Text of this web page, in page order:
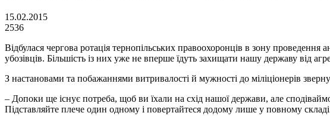
15.02.2015
2536
Відбулася чергова ротація тернопільських правоохоронців в зону
убозівців. Більшість із них уже не вперше їдуть захищати нашу державу від
З настановами та побажаннями витривалості й мужності до міліціонерів
– Допоки ще існує потреба, щоб ви їхали на схід нашої держави, але
Підставляйте плече один одному і повертайтеся додому лише у повному